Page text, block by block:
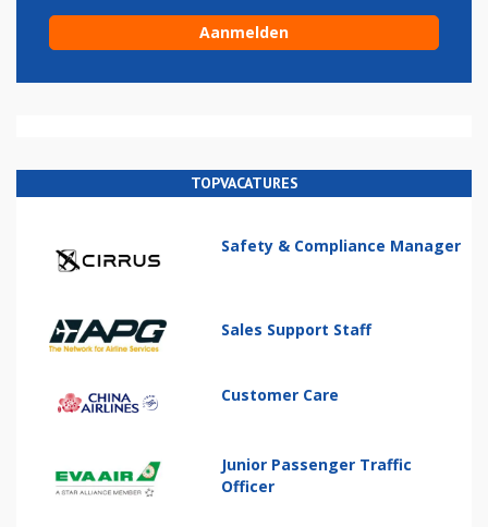
TOPVACATURES
Safety & Compliance Manager
Sales Support Staff
Customer Care
Junior Passenger Traffic
Officer